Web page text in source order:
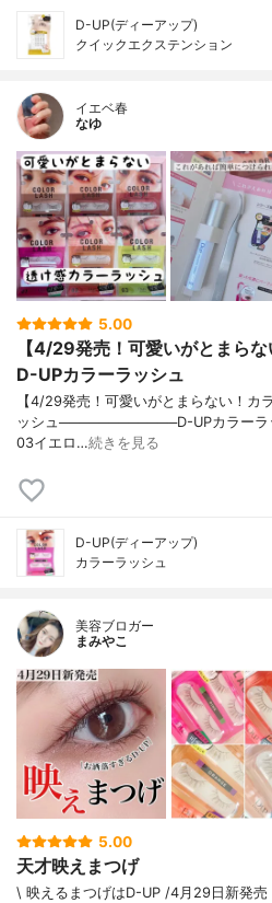
D-UP(ディーアップ)
クイックエクステンション
イエベ春
なゆ
5.00
【4/29発売！可愛いがとまらな
D-UPカラーラッシュ
【4/29発売！可愛いがとまらない！カ
ッシュ────────────D-UPカラーラ
03イエロ…続きを見る
D-UP(ディーアップ)
カラーラッシュ
美容ブロガー
まみやこ
5.00
天才映えまつげ
\ 映えるまつげはD-UP /⁡4月29日新発売